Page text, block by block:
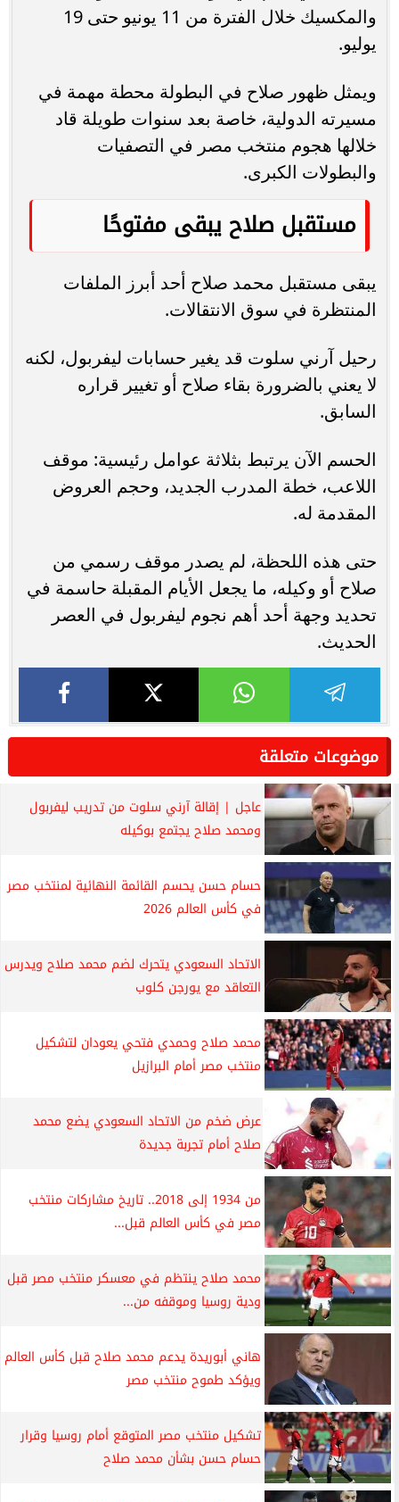
والمكسيك خلال الفترة من 11 يونيو حتى 19
يوليو.
ويمثل ظهور صلاح في البطولة محطة مهمة في
مسيرته الدولية، خاصة بعد سنوات طويلة قاد
خلالها هجوم منتخب مصر في التصفيات
والبطولات الكبرى.
مستقبل صلاح يبقى مفتوحًا
يبقى مستقبل محمد صلاح أحد أبرز الملفات
المنتظرة في سوق الانتقالات.
رحيل آرني سلوت قد يغير حسابات ليفربول، لكنه
لا يعني بالضرورة بقاء صلاح أو تغيير قراره
السابق.
الحسم الآن يرتبط بثلاثة عوامل رئيسية: موقف
اللاعب، خطة المدرب الجديد، وحجم العروض
المقدمة له.
حتى هذه اللحظة، لم يصدر موقف رسمي من
صلاح أو وكيله، ما يجعل الأيام المقبلة حاسمة في
تحديد وجهة أحد أهم نجوم ليفربول في العصر
الحديث.
موضوعات متعلقة
عاجل | إقالة آرني سلوت من تدريب ليفربول
ومحمد صلاح يجتمع بوكيله
حسام حسن يحسم القائمة النهائية لمنتخب مصر
في كأس العالم 2026
الاتحاد السعودي يتحرك لضم محمد صلاح ويدرس
التعاقد مع يورجن كلوب
محمد صلاح وحمدي فتحي يعودان لتشكيل
منتخب مصر أمام البرازيل
عرض ضخم من الاتحاد السعودي يضع محمد
صلاح أمام تجربة جديدة
من 1934 إلى 2018.. تاريخ مشاركات منتخب
مصر في كأس العالم قبل...
محمد صلاح ينتظم في معسكر منتخب مصر قبل
ودية روسيا وموقفه من...
هاني أبوريدة يدعم محمد صلاح قبل كأس العالم
ويؤكد طموح منتخب مصر
تشكيل منتخب مصر المتوقع أمام روسيا وقرار
حسام حسن بشأن محمد صلاح